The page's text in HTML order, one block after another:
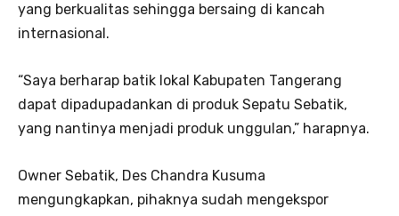
yang berkualitas sehingga bersaing di kancah
internasional.
“Saya berharap batik lokal Kabupaten Tangerang
dapat dipadupadankan di produk Sepatu Sebatik,
yang nantinya menjadi produk unggulan,” harapnya.
Owner Sebatik, Des Chandra Kusuma
mengungkapkan, pihaknya sudah mengekspor